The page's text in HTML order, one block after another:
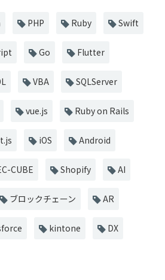
PHP Ruby Swift
Go Flutter
VBA SQLServer
vue.js Ruby on Rails
iOS Android
CUBE Shopify AI
ブロックチェーン AR
kintone DX